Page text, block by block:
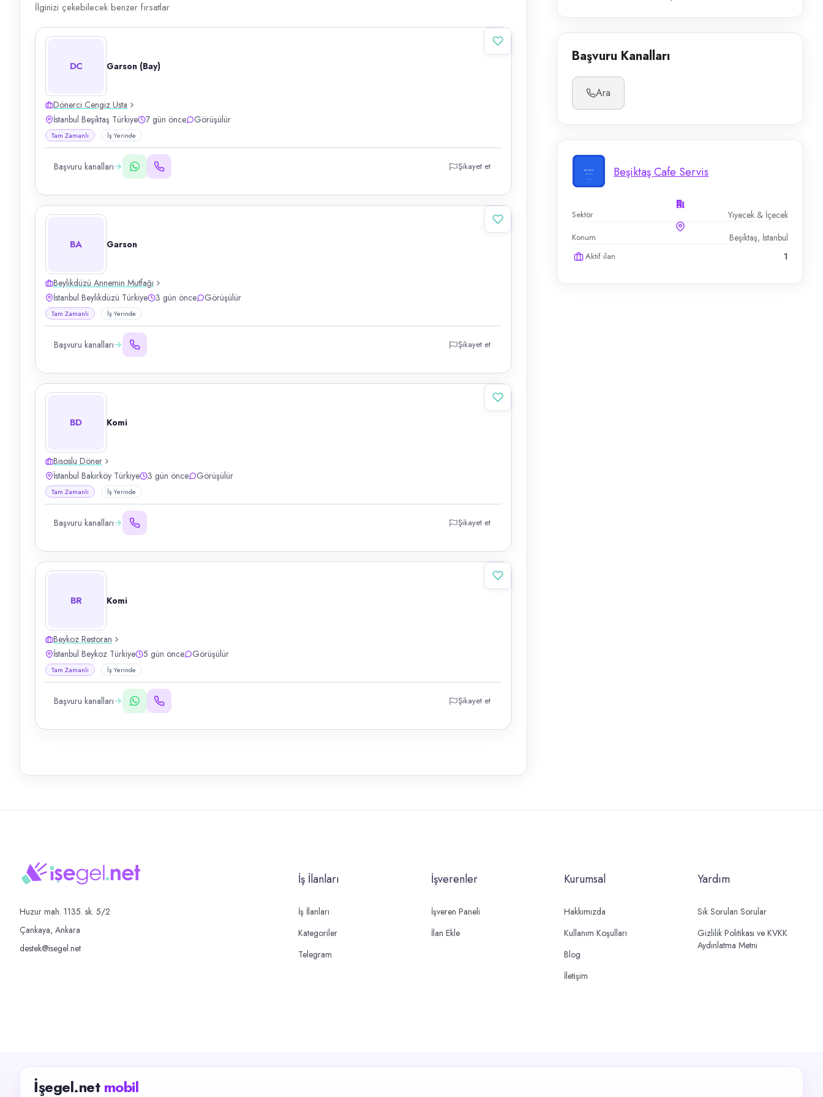
Başvuru Kanalları
Ara
Beşiktaş Cafe Servis
Sektör Yiyecek & İçecek
Konum Beşiktaş, İstanbul
Aktif ilan 1
İlginizi çekebilecek benzer fırsatlar
DC Garson (Bay)
Dönerci Cengiz Usta
İstanbul Beşiktaş Türkiye
7 gün önce Görüşülür
Tam Zamanlı İş Yerinde
Başvuru kanalları Şikayet et
BA Garson
Beylikdüzü Annemin Mutfağı
İstanbul Beylikdüzü Türkiye
3 gün önce Görüşülür
Tam Zamanlı İş Yerinde
Başvuru kanalları Şikayet et
BD Komi
Bisoslu Döner
İstanbul Bakırköy Türkiye
3 gün önce Görüşülür
Tam Zamanlı İş Yerinde
Başvuru kanalları Şikayet et
BR Komi
Beykoz Restoran
İstanbul Beykoz Türkiye
5 gün önce Görüşülür
Tam Zamanlı İş Yerinde
Başvuru kanalları Şikayet et
Huzur mah. 1135. sk. 5/2
Çankaya, Ankara
destek@isegel.net
İş İlanları
İş İlanları
Kategoriler
Telegram
İşverenler
İşveren Paneli
İlan Ekle
Kurumsal
Hakkımızda
Kullanım Koşulları
Blog
İletişim
Yardım
Sık Sorulan Sorular
Gizlilik Politikası ve KVKK
Aydınlatma Metni
İşegel.net mobil